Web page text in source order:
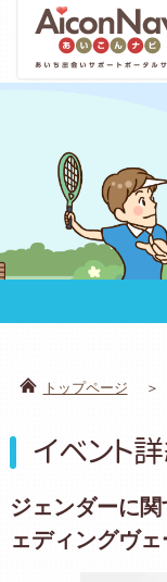
トップページ
イベント
ジェンダーに
ェディングヴェ